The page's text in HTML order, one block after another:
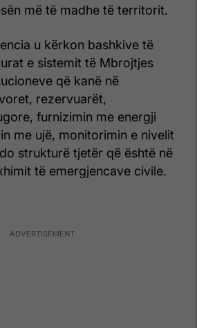
më të madhe të territorit.
u kërkon bashkive të
e sistemit të Mbrojtjes
që kanë në
rezervuarët,
furnizimin me energji
me ujë, monitorimin e nivelit
strukturë tjetër që është në
të emergjencave civile.